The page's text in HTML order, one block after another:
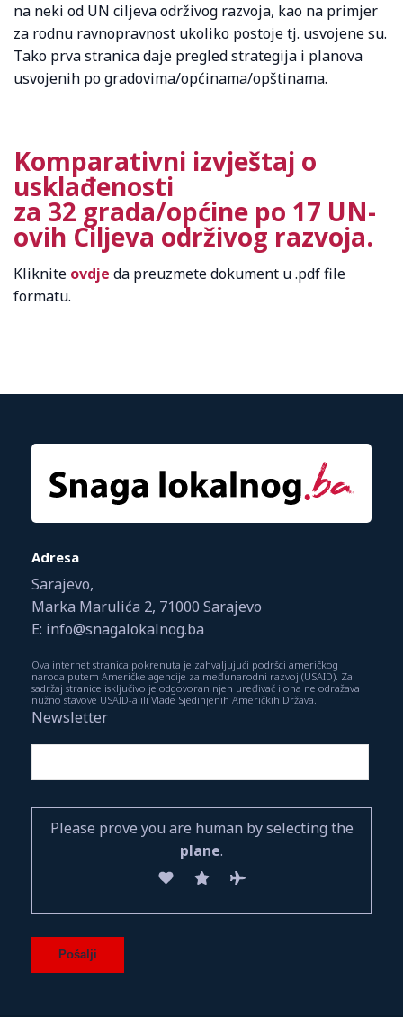
na neki od UN ciljeva održivog razvoja, kao na primjer
za rodnu ravnopravnost ukoliko postoje tj. usvojene su.
Tako prva stranica daje pregled strategija i planova
usvojenih po gradovima/općinama/opštinama.
Komparativni izvještaj o
usklađenosti
za 32 grada/općine po 17 UN-
ovih Ciljeva održivog razvoja.
Kliknite ovdje da preuzmete dokument u .pdf file
formatu.
Adresa
Sarajevo,
Marka Marulića 2, 71000 Sarajevo
E: info@snagalokalnog.ba
Ova internet stranica pokrenuta je zahvaljujući podršci američkog
naroda putem Američke agencije za međunarodni razvoj (USAID). Za
sadržaj stranice isključivo je odgovoran njen uređivač i ona ne odražava
nužno stavove USAID-a ili Vlade Sjedinjenih Američkih Država.
Newsletter
Please prove you are human by selecting the
plane.